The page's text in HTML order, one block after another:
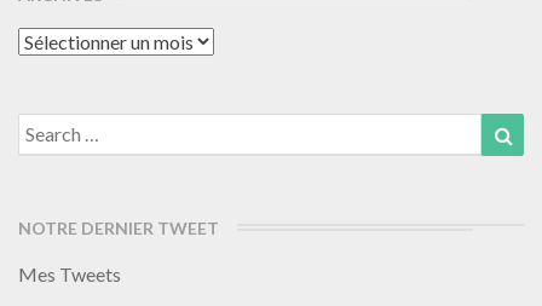
Archives
Search
for:
NOTRE DERNIER TWEET
Mes Tweets